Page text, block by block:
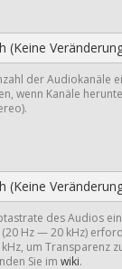
(Keine
der Audiokanäle
wenn Kanäle
(Keine
des Audios
Hz — 20 kHz)
um Transparenz
Sie im wiki.